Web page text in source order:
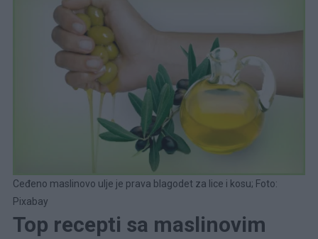
Ceđeno maslinovo ulje je prava blagodet za lice i kosu; Foto:
Pixabay
Top recepti sa maslinovim